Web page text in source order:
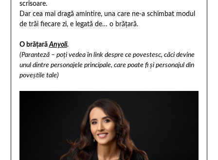
scrisoare.
Dar cea mai dragă amintire, una care ne-a schimbat modul
de trăi fiecare zi, e legată de… o brățară.
O brățarăAnyoli.
(Paranteză – poți vedea în link despre ce povestesc, căci devine
unul dintre personajele principale, care poate fi și personajul din
poveștile tale)